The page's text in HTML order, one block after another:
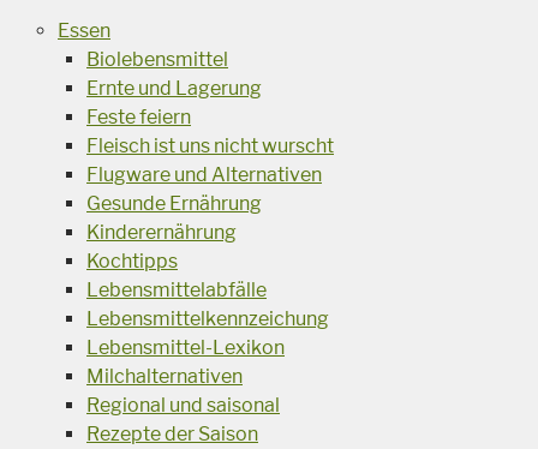
Essen
Biolebensmittel
Ernte und Lagerung
Feste feiern
Fleisch ist uns nicht wurscht
Flugware und Alternativen
Gesunde Ernährung
Kinderernährung
Kochtipps
Lebensmittelabfälle
Lebensmittelkennzeichung
Lebensmittel-Lexikon
Milchalternativen
Regional und saisonal
Rezepte der Saison